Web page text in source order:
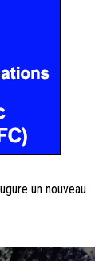
un nouveau